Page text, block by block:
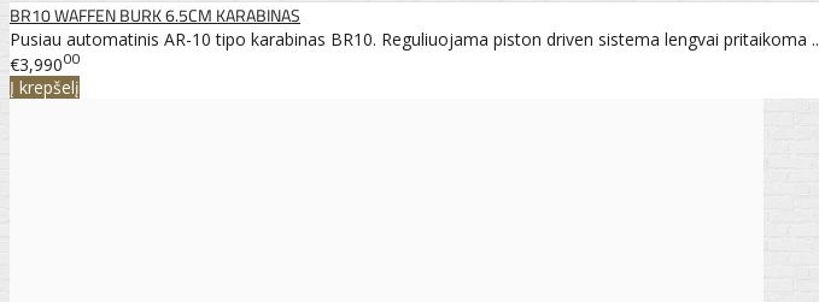
BR10 WAFFEN BURK 6.5CM KARABINAS
Pusiau automatinis AR-10 tipo karabinas BR10. Reguliuojama piston driven sistema lengvai pritaikoma ..
€3,99000
Į krepšelį